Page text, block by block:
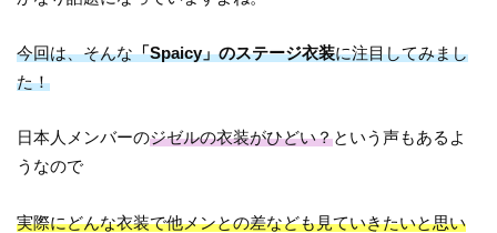
今回は、そんな「Spaicy」のステージ衣装に注目してみまし
た！
日本人メンバーのジゼルの衣装がひどい？という声もあるよ
うなので
実際にどんな衣装で他メンとの差なども見ていきたいと思い